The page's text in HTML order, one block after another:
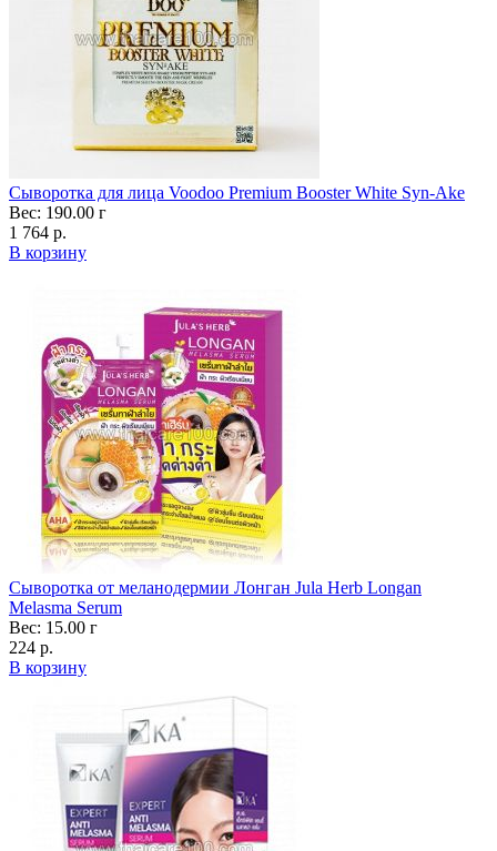
Сыворотка для лица Voodoo Premium Booster White Syn-Ake
Вес: 190.00 г
1 764 р.
В корзину
Сыворотка от меланодермии Лонган Jula Herb Longan
Melasma Serum
Вес: 15.00 г
224 р.
В корзину